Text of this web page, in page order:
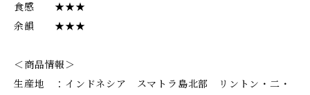
食感 ★★★
余韻 ★★★
＜商品情報＞
生産地 ：インドネシア スマトラ島北部 リントン・二・